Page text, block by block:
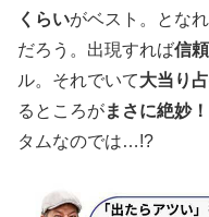
くらいがベスト。とな
だろう。出現すれば信
ル。それでいて大当り
るところがまさに絶妙！
タムなのでは…!?